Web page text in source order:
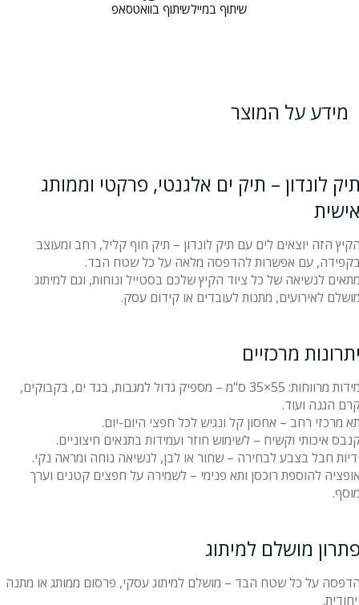
שיתוף בוואטסאפשיתוף במייל
מידע על המוצר
לונדון – תיק ים אלגנטי, פרקטי וממותג
הזה יוצאים לים עם תיק לונדון – תיק חוף קליל, רחב ומעוצב
עם אפשרות להדפסה מלאה על כל שטח הבד.
לנשיאה של כל ציוד הקיץ שלכם בסטייל ונוחות, וגם למיתוג
לאירועים, מתנות לעובדים או קידום עסק.
מרכזיים
מידות מרווחות: 55×35 ס"מ – מספיק גדול למגבות, בגד ים, בקבוקים,
הגנה ועוד.
מרכזי רחב – אחסון קל ונגיש לכל חפצי היום-יום.
איכותי וקשיח – לשימוש חוזר ועמידות בתנאים חיצוניים.
חבל בצבע לבחירה – שחור או לבן, לנשיאה נוחה ומראה נקי.
להוספת רוכסן ותא פנימי – לשמירה על חפצים קטנים וערך
מושלם למיתוג
על כל שטח הבד – מושלם למיתוג עסקי, פרסום ממותג או מתנה